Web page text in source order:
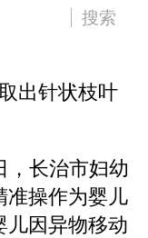
出针状枝叶
，长治市妇幼
准操作为婴儿
儿因异物移动